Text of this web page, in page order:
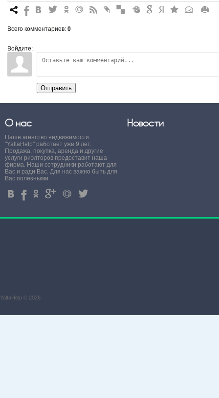
7 % 4 3 . + 0 * # " & 6 Q P R
Всего комментариев: 0
Войдите:
Отправить
О нас
Наше агенство недвижимости
"YaltaHelp" работает уже 9 лет.
Продажа, покупка, аренда и другие
услуги риэлторов предоставит наша
фирма. Наши сотрудники работают для
Вас и ради Вас. Для нас важно быть для
Вас полезными.
4 % . ' + 3
Новости
YaltaHelp © 2026